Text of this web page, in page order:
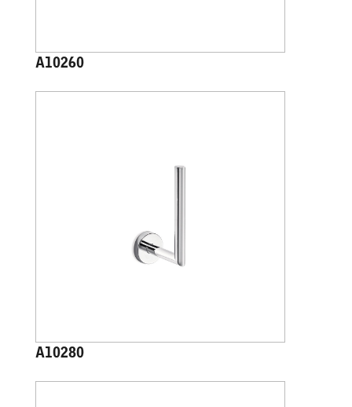
A10260
A10280